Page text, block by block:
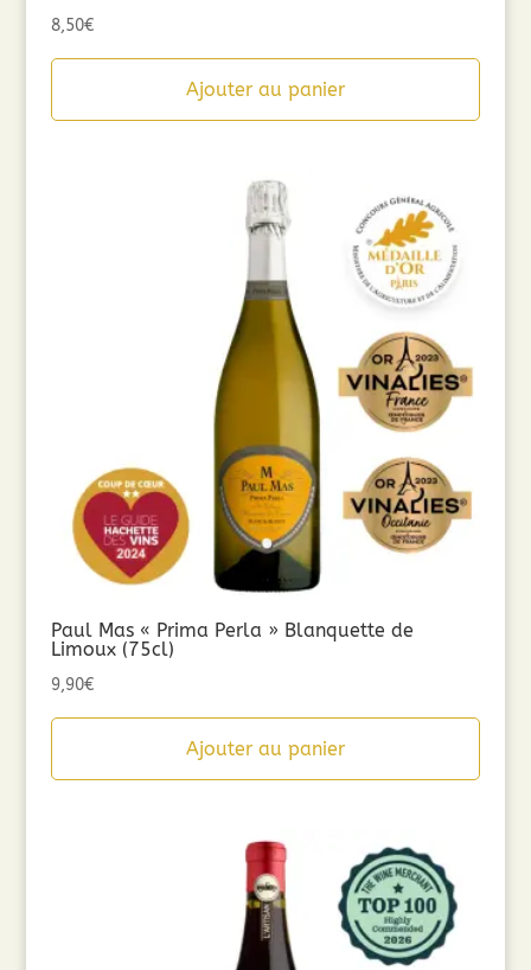
8,50€
Ajouter au panier
Paul Mas « Prima Perla » Blanquette de
Limoux (75cl)
9,90€
Ajouter au panier